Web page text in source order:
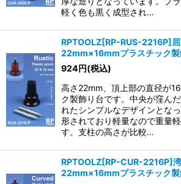
軽く色も黒く成型され…
RPTOOLZ[RP-RUS-2216P]
22mm×16mmプラスチック
924円(税込)
高さ22mm、頂上部の直径が
ク製飾り台です。中央が窪ん
れたシンプルなデザインとな
形されており軽量なので重量
す。支柱の高さが比較…
RPTOOLZ[RP-CUR-2216P]
22mm×16mmプラスチック